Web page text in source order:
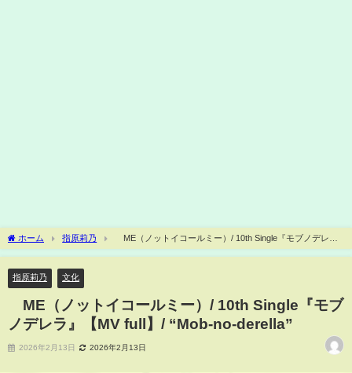
ホーム 指原莉乃
≠ME（ノットイコールミー）/ 10th Single『モブノデレ
ラ』【MV full】/ “Mob-no-derella”
指原莉乃 文化
≠ME（ノットイコールミー）/ 10th Single『モブ
ノデレラ』【MV full】/ “Mob-no-derella”
2026年2月13日 2026年2月13日